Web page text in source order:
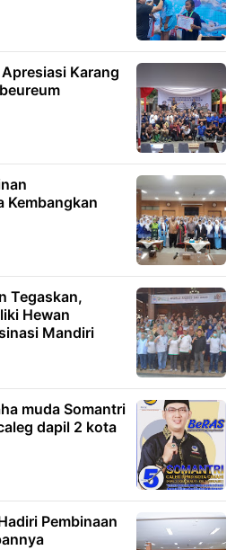
Karang
Kembangkan
Tegaskan,
Hewan
Mandiri
muda Somantri
dapil 2 kota
Pembinaan